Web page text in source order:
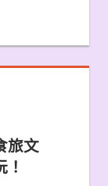
旅文